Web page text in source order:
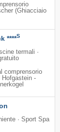
(Ghiacciaio
****S
termali ·
comprensorio
-
· Sport Spa